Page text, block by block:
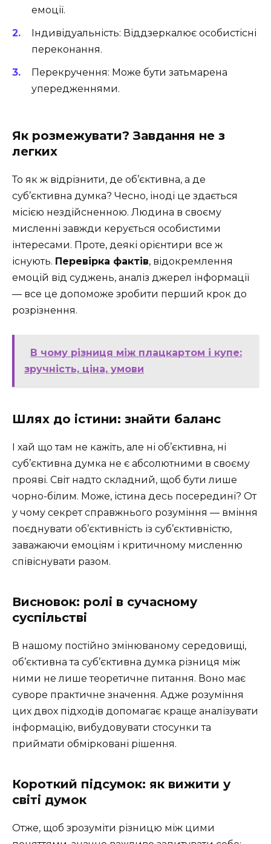
емоції.
Індивідуальність: Віддзеркалює особистісні
переконання.
Перекручення: Може бути затьмарена
упередженнями.
Як розмежувати? Завдання не з
легких
То як ж відрізнити, де об’єктивна, а де
суб’єктивна думка? Чесно, іноді це здається
місією нездійсненною. Людина в своєму
мисленні завжди керується особистими
інтересами. Проте, деякі орієнтири все ж
існують. Перевірка фактів, відокремлення
емоцій від суджень, аналіз джерел інформації
— все це допоможе зробити перший крок до
розрізнення.
В чому різниця між плацкартом і купе:
зручність, ціна, умови
Шлях до істини: знайти баланс
І хай що там не кажіть, але ні об’єктивна, ні
суб’єктивна думка не є абсолютними в своєму
прояві. Світ надто складний, щоб бути лише
чорно-білим. Може, істина десь посередині? От
у чому секрет справжнього розуміння — вміння
поєднувати об’єктивність із суб’єктивністю,
заважаючи емоціям і критичному мисленню
співіснувати разом.
Висновок: ролі в сучасному
суспільстві
В нашому постійно змінюваному середовищі,
об’єктивна та суб’єктивна думка різниця між
ними не лише теоретичне питання. Воно має
суворе практичне значення. Адже розуміння
цих двох підходів допомагає краще аналізувати
інформацію, вибудовувати стосунки та
приймати обмірковані рішення.
Короткий підсумок: як вижити у
світі думок
Отже, щоб зрозуміти різницю між цими